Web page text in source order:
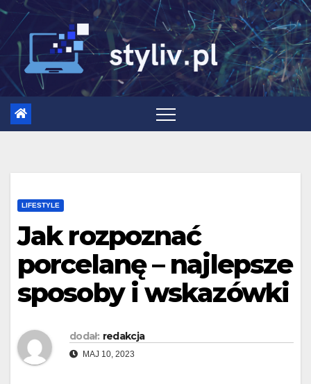
Skip
content
LIFESTYLE
Jak rozpoznać
porcelanę – najlepsze
sposoby i wskazówki
dodał: redakcja
MAJ 10, 2023